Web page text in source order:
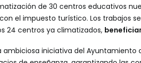
de 30 centros educativos
el impuesto turístico. Los trabajos
24 centros ya climatizados,
ambiciosa iniciativa del Ayuntamiento